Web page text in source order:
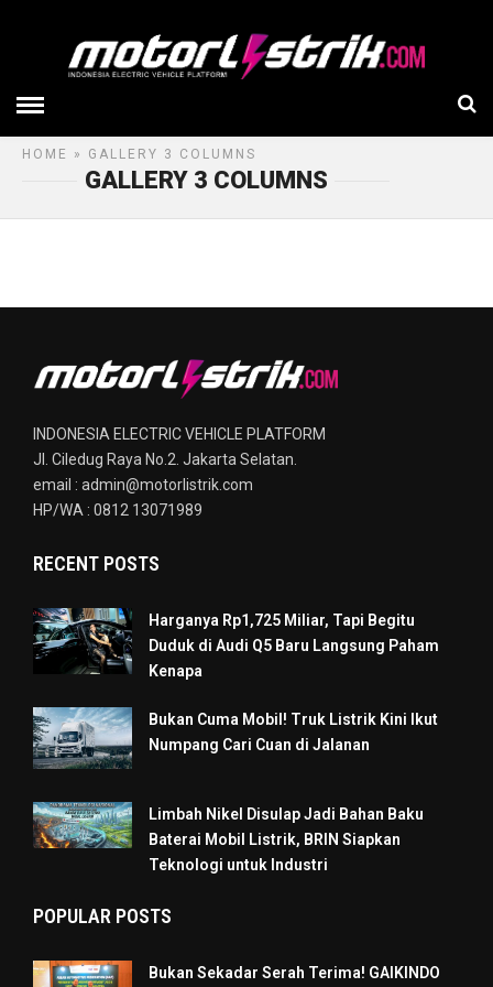
HOME » GALLERY 3 COLUMNS
GALLERY 3 COLUMNS
INDONESIA ELECTRIC VEHICLE PLATFORM
Jl. Ciledug Raya No.2. Jakarta Selatan.
email : admin@motorlistrik.com
HP/WA : 0812 13071989
RECENT POSTS
Harganya Rp1,725 Miliar, Tapi Begitu
Duduk di Audi Q5 Baru Langsung Paham
Kenapa
Bukan Cuma Mobil! Truk Listrik Kini Ikut
Numpang Cari Cuan di Jalanan
Limbah Nikel Disulap Jadi Bahan Baku
Baterai Mobil Listrik, BRIN Siapkan
Teknologi untuk Industri
POPULAR POSTS
Bukan Sekadar Serah Terima! GAIKINDO